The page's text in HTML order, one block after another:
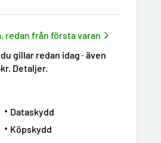
redan från första varan
gillar redan idag · även
Detaljer.
Dataskydd
Köpskydd